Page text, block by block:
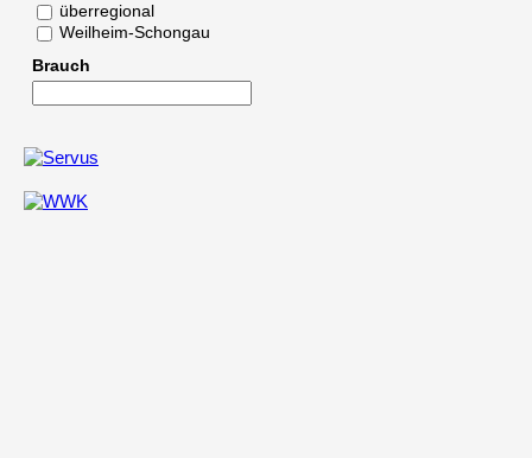
überregional
Weilheim-Schongau
Brauch